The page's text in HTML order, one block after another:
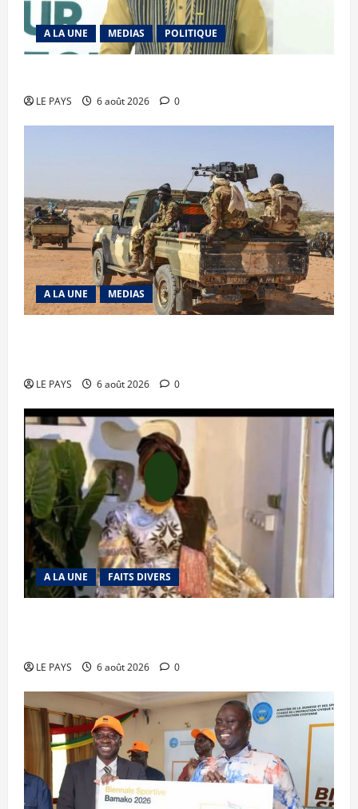
A LA UNE MEDIAS POLITIQUE
LE PAYS 6 août 2026 0
A LA UNE MEDIAS
LE PAYS 6 août 2026 0
A LA UNE FAITS DIVERS
LE PAYS 6 août 2026 0